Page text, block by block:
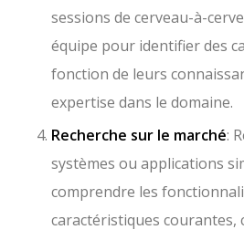
sessions de cerveau-à-
équipe pour identifier des
fonction de leurs
expertise dans le domaine.
Recherche sur le marché:
systèmes ou applications
comprendre les
caractéristiques courantes,